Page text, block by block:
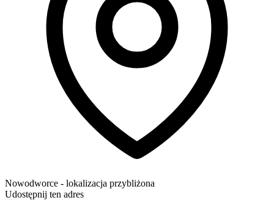
Nowodworce - lokalizacja przybliżona
Udostępnij ten adres